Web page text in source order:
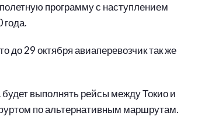
программу с наступлением
года.
до 29 октября авиаперевозчик так же
будет выполнять рейсы между Токио и
по альтернативным маршрутам.